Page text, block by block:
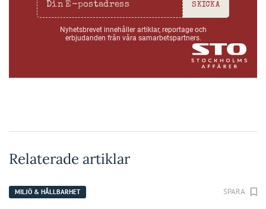
SKICKA
Nyhetsbrevet innehåller artiklar, reportage och
erbjudanden från våra samarbetspartners.
Relaterade artiklar
MILJÖ & HÅLLBARHET SPARA